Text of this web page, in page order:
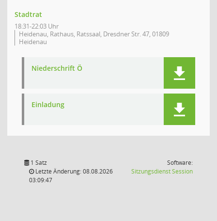
Stadtrat
18:31-22:03 Uhr
Heidenau, Rathaus, Ratssaal, Dresdner Str. 47, 01809
Heidenau
Niederschrift Ö
Einladung
1 Satz
Letzte Änderung: 08.08.2026
03:09:47
Software:
SitzungsdienstSession(Wird in